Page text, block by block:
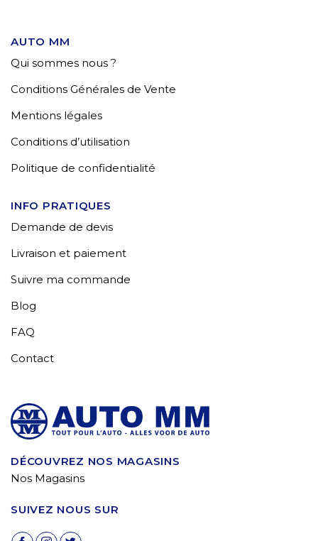
AUTO MM
Qui sommes nous ?
Conditions Générales de Vente
Mentions légales
Conditions d’utilisation
Politique de confidentialité
INFO PRATIQUES
Demande de devis
Livraison et paiement
Suivre ma commande
Blog
FAQ
Contact
DÉCOUVREZ NOS MAGASINS
Nos Magasins
SUIVEZ NOUS SUR